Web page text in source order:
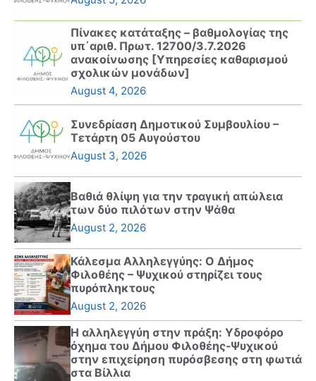
Πίνακες κατάταξης – βαθμολογίας της
υπ΄αριθ. Πρωτ. 12700/3.7.2026
ανακοίνωσης [Υπηρεσίες καθαρισμού
σχολικών μονάδων]
August 4, 2026
Συνεδρίαση Δημοτικού Συμβουλίου –
Τετάρτη 05 Αυγούστου
August 3, 2026
Βαθιά θλίψη για την τραγική απώλεια
των δύο πιλότων στην Ψάθα
August 2, 2026
Κάλεσμα Αλληλεγγύης: Ο Δήμος
Φιλοθέης – Ψυχικού στηρίζει τους
πυρόπληκτους
August 2, 2026
Η αλληλεγγύη στην πράξη: Υδροφόρο
όχημα του Δήμου Φιλοθέης-Ψυχικού
στην επιχείρηση πυρόσβεσης στη φωτιά
στα Βίλλια